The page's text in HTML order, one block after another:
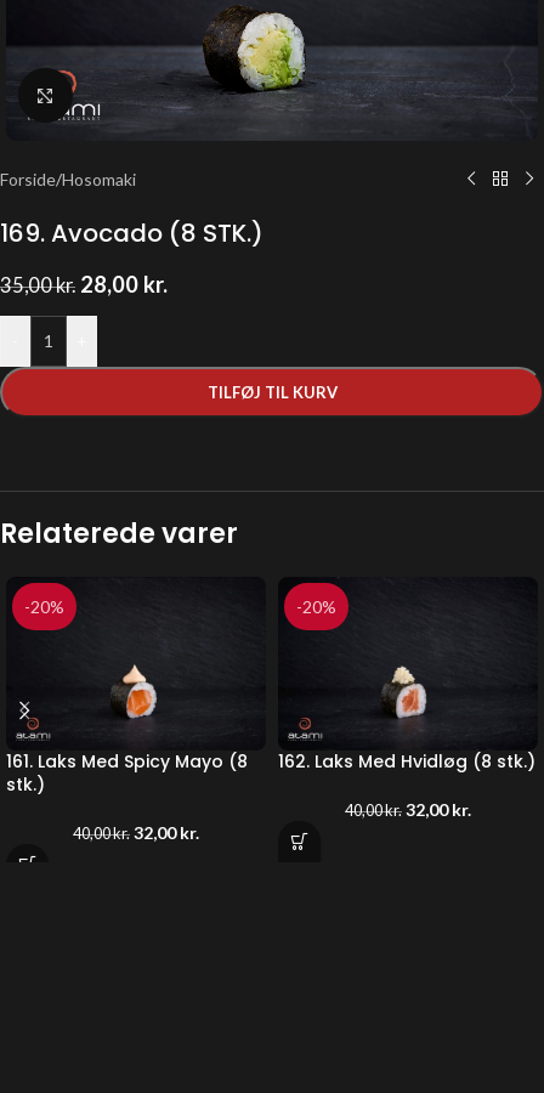
Klik for at forstørre
Forside/Hosomaki
169. Avocado (8 STK.)
35,00kr. 28,00 kr.
TILFØJ TIL KURV
Relaterede varer
-20%
161. Laks Med Spicy Mayo (8
stk.)
40,00kr. 32,00kr.
-20%
162. Laks Med Hvidløg (8 stk.)
40,00kr. 32,00kr.